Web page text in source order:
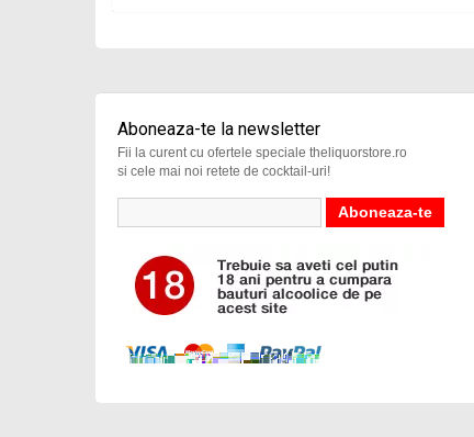
Aboneaza-te la newsletter
Fii la curent cu ofertele speciale theliquorstore.ro
si cele mai noi retete de cocktail-uri!